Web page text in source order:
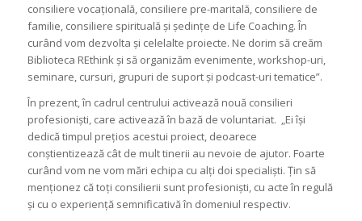
consiliere vocațională, consiliere pre-maritală, consiliere de
familie, consiliere spirituală și ședințe de Life Coaching. În
curând vom dezvolta și celelalte proiecte. Ne dorim să creăm
Biblioteca REthink și să organizăm evenimente, workshop-uri,
seminare, cursuri, grupuri de suport și podcast-uri tematice”.
În prezent, în cadrul centrului activează nouă consilieri
profesioniști, care activează în bază de voluntariat. „Ei își
dedică timpul prețios acestui proiect, deoarece
conștientizează cât de mult tinerii au nevoie de ajutor. Foarte
curând vom ne vom mări echipa cu alți doi specialiști. Țin să
menționez că toți consilierii sunt profesioniști, cu acte în regulă
și cu o experiență semnificativă în domeniul respectiv.